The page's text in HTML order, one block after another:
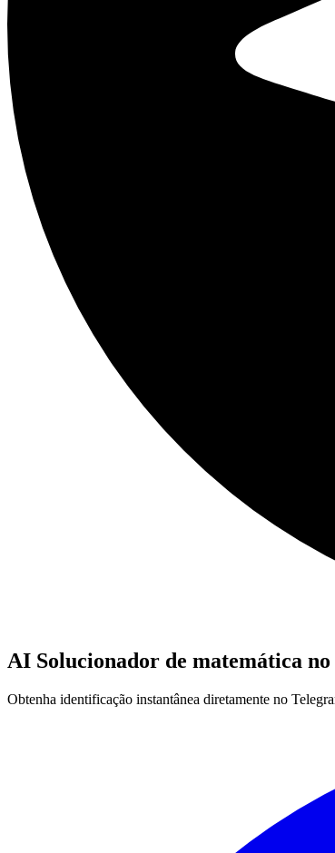
AI Solucionador de matemática no
Obtenha identificação instantânea diretamente no